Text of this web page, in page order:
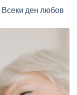
Всеки ден любов